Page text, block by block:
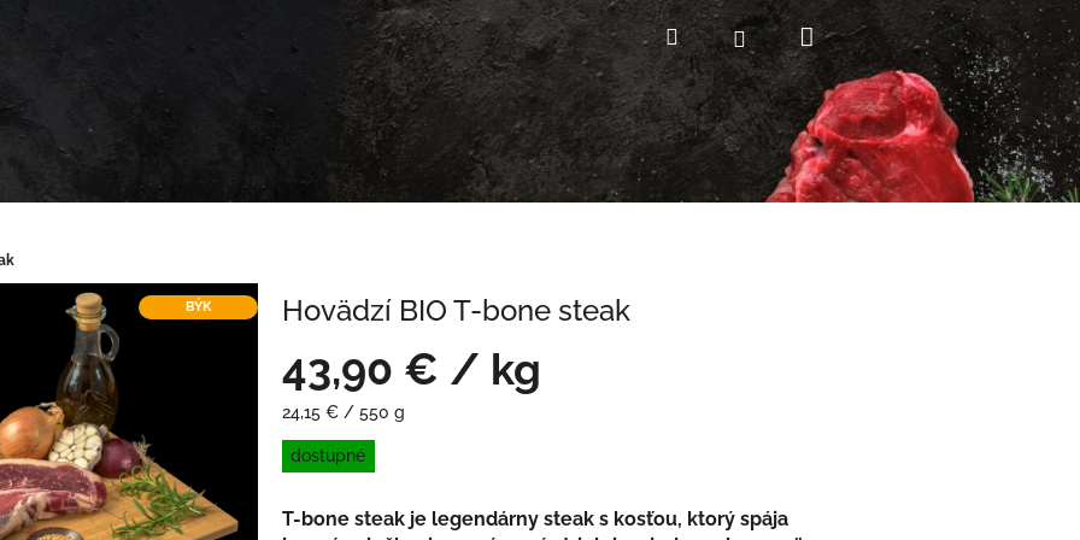
HľadaťPrihlásenieNákupný
košík
BÝK Hovädzí BIO T-bone steak
43,90 € / kg
Jednotková
cena:
24,15 € / 550 g
dostupné
T-bone steak je legendárny steak s kosťou, ktorý spája